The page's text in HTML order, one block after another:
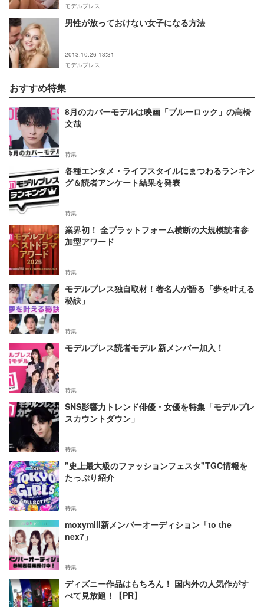
モデルプレス
男性が放っておけない女子になる方法
2013.10.26 13:31
モデルプレス
おすすめ特集
8月のカバーモデルは映画「ブルーロック」の高橋
文哉
特集
各種エンタメ・ライフスタイルにまつわるランキン
グ＆読者アンケート結果を発表
特集
業界初！ 全プラットフォーム横断の大規模読者参
加型アワード
特集
モデルプレス独自取材！著名人が語る「夢を叶える
秘訣」
特集
モデルプレス読者モデル 新メンバー加入！
特集
SNS影響力トレンド俳優・女優を特集「モデルプレ
スカウントダウン」
特集
"史上最大級のファッションフェスタ"TGC情報を
たっぷり紹介
特集
moxymill新メンバーオーディション「to the
nex7」
特集
ディズニー作品はもちろん！ 国内外の人気作がす
べて見放題！【PR】